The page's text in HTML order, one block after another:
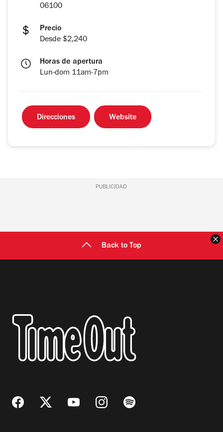
06100
Precio
Desde $2,240
Horas de apertura
Lun-dom 11am-7pm
Direcciones Website
PUBLICIDAD
Back to Top